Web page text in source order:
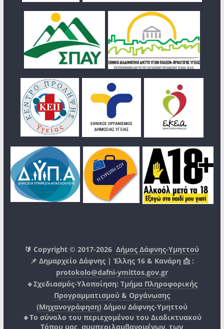
🔰 Copyright © 2017-2026Δήμος Δάφνης-Υμηττού
📌 Δημαρχείο Δάφνης | Έλλης 16 & Κανάρη 📩 :
protokolo@dafni-ymittos.gov.gr
🔹Σχεδιασμός-Υλοποίηση: Τμήμα Πληροφορικής
Προγραμματισμού & Οργάνωσης
(Μηχανογράφηση) Δήμου Δάφνης-Υμηττού
🔸Το σύνολο του περιεχομένου του Διαδικτυακού
Τόπου μας, συμπεριλαμβανομένων, των